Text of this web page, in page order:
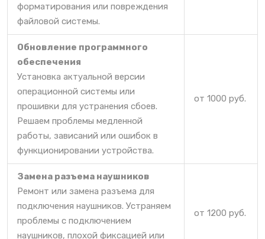
форматирования или повреждения
файловой системы.
Обновление программного
обеспечения
Установка актуальной версии
операционной системы или
прошивки для устранения сбоев.
Решаем проблемы медленной
работы, зависаний или ошибок в
функционировании устройства.
от 1000 руб.
Замена разъема наушников
Ремонт или замена разъема для
подключения наушников. Устраняем
проблемы с подключением
наушников, плохой фиксацией или
от 1200 руб.